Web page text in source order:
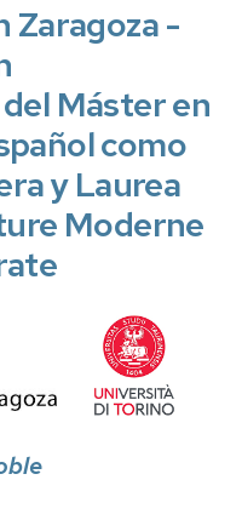
Zaragoza -
Máster en
como
y Laurea
Moderne